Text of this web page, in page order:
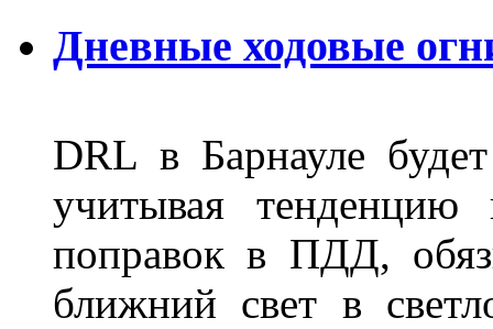
Дневные ходовые
DRL в Барнауле
учитывая тенденцию
поправок в ПДД,
ближний свет в